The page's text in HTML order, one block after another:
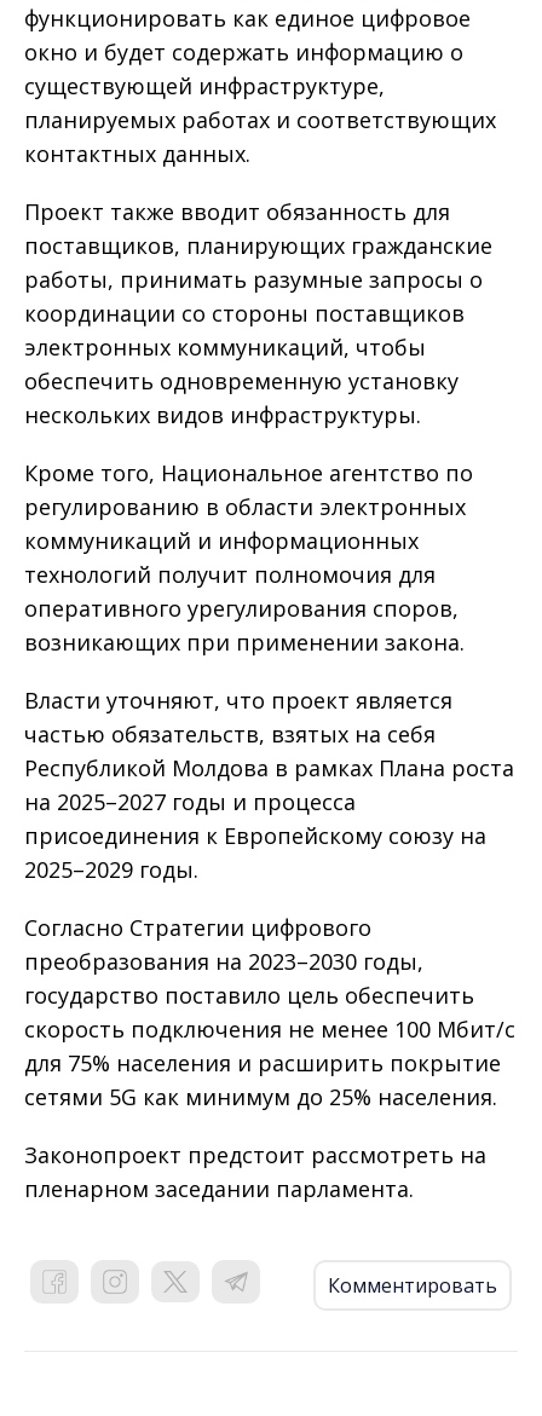
функционировать как единое цифровое
окно и будет содержать информацию о
существующей инфраструктуре,
планируемых работах и соответствующих
контактных данных.
Проект также вводит обязанность для
поставщиков, планирующих гражданские
работы, принимать разумные запросы о
координации со стороны поставщиков
электронных коммуникаций, чтобы
обеспечить одновременную установку
нескольких видов инфраструктуры.
Кроме того, Национальное агентство по
регулированию в области электронных
коммуникаций и информационных
технологий получит полномочия для
оперативного урегулирования споров,
возникающих при применении закона.
Власти уточняют, что проект является
частью обязательств, взятых на себя
Республикой Молдова в рамках Плана роста
на 2025–2027 годы и процесса
присоединения к Европейскому союзу на
2025–2029 годы.
Согласно Стратегии цифрового
преобразования на 2023–2030 годы,
государство поставило цель обеспечить
скорость подключения не менее 100 Мбит/с
для 75% населения и расширить покрытие
сетями 5G как минимум до 25% населения.
Законопроект предстоит рассмотреть на
пленарном заседании парламента.
Комментировать